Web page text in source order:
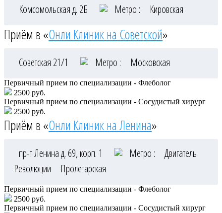
Комсомольская д. 2Б Метро : Кировская
Приём в «Онли Клиник на Советской»
Советская 21/1 Метро : Московская
Первичный прием по специализации - Флеболог
2500 руб.
Первичный прием по специализации - Сосудистый хирург
2500 руб.
Приём в «Онли Клиник на Ленина»
пр-т Ленина д. 69, корп. 1 Метро :
Двигатель
Революции
Пролетарская
Первичный прием по специализации - Флеболог
2500 руб.
Первичный прием по специализации - Сосудистый хирург